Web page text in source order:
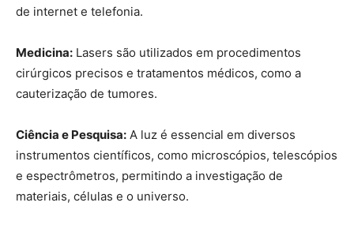
de internet e telefonia.
Medicina: Lasers são utilizados em procedimentos
cirúrgicos precisos e tratamentos médicos, como a
cauterização de tumores.
Ciência e Pesquisa: A luz é essencial em diversos
instrumentos científicos, como microscópios, telescópios
e espectrômetros, permitindo a investigação de
materiais, células e o universo.